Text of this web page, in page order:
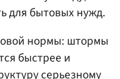
для бытовых нужд.
нормы: штормы
быстрее и
серьезному